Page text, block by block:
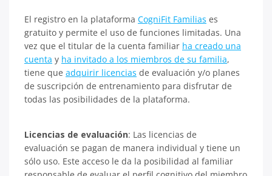
El registro en la plataforma CogniFit Familias es
gratuito y permite el uso de funciones limitadas. Una
vez que el titular de la cuenta familiar ha creado una
cuenta y ha invitado a los miembros de su familia,
tiene que adquirir licencias de evaluación y/o planes
de suscripción de entrenamiento para disfrutar de
todas las posibilidades de la plataforma.
Licencias de evaluación: Las licencias de
evaluación se pagan de manera individual y tiene un
sólo uso. Este acceso le da la posibilidad al familiar